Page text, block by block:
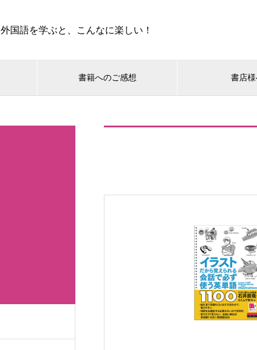
外国語を学ぶと、こんなに楽しい！
書籍へのご感想 書店